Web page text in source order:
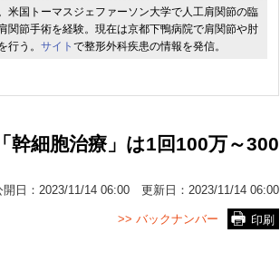
米国トーマスジェファーソン大学で人工肩関節の臨
関節手術を経験。現在は京都下鴨病院で肩関節や肘
行う。 サイト で整形外科疾患の情報を発信。
幹細胞治療」は1回100万～300
開日： 2023/11/14 06:00 更新日： 2023/11/14 06:00
印刷
>> バックナンバー